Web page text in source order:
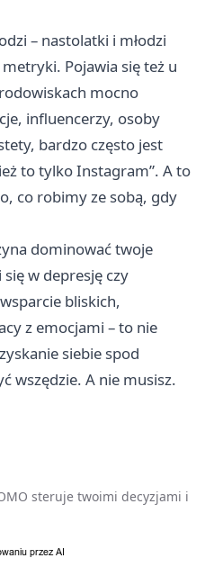
– nastolatki i młodzi
Pojawia się też u
mocno
influencerzy, osoby
bardzo często jest
to tylko Instagram”. A to
co robimy ze sobą, gdy
dominować twoje
się w depresję czy
bliskich,
z emocjami – to nie
siebie spod
wszędzie. A nie musisz.
steruje twoimi decyzjami i